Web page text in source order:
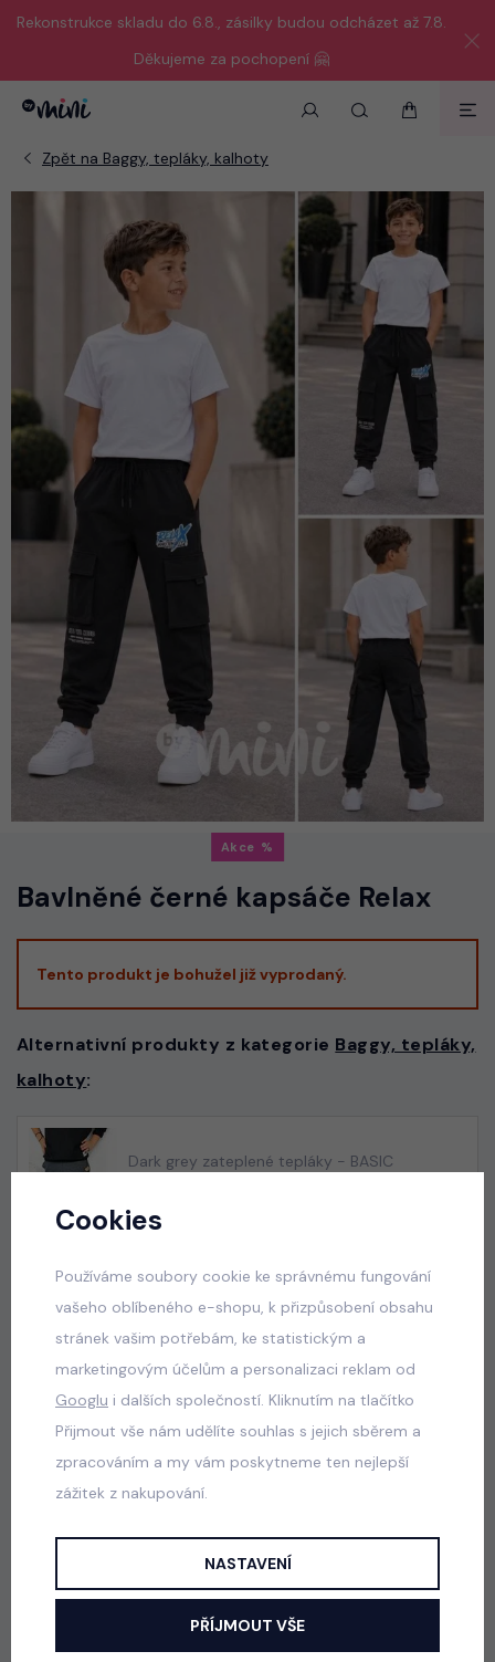
Rekonstrukce skladu do 6.8., zásilky budou odcházet až 7.8.
Děkujeme za pochopení 🤗
Akce
Bavlněné černé kapsáče Relax
Tento produkt je bohužel již vyprodaný.
Alternativní produkty z kategorie Baggy, tepláky,
kalhoty:
Dark grey zateplené tepláky - BASIC
390 Kč
Despacito biker tepláky acid wash black
skladem
599 Kč
Despacito biker tepláky vintage blue
skladem
Popis Jak vybrat správnou velikost?
Cookies
Používáme soubory cookie ke správnému fungování
vašeho oblíbeného e-shopu, k přizpůsobení obsahu
stránek vašim potřebám, ke statistickým a
marketingovým účelům a personalizaci reklam od
Googlu i dalších společností. Kliknutím na tlačítko
Přijmout vše nám udělíte souhlas s jejich sběrem a
zpracováním a my vám poskytneme ten nejlepší
zážitek z nakupování.
NASTAVENÍ
PŘÍJMOUT VŠE